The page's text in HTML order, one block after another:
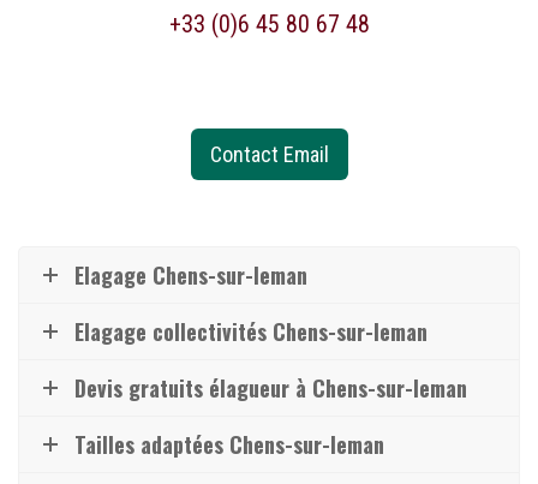
+33 (0)6 45 80 67 48
Contact Email
Elagage Chens-sur-leman
Elagage collectivités Chens-sur-leman
Devis gratuits élagueur à Chens-sur-leman
Tailles adaptées Chens-sur-leman